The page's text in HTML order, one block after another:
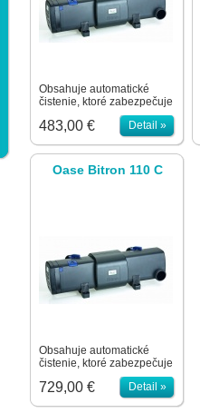
Obsahuje automatické
čistenie, ktoré zabezpečuje
plný svetelný výkon
žiarivky. Permanentný
magnet zabraňuje
zavápneniu dôležitých častí
čerpadla a filtrov. Obsahuje
inšpekčný priezor na
ožiarenie 3.500 l/hod.
483,00 € Detail »
Oase Bitron 110 C
Obsahuje automatické
čistenie, ktoré zabezpečuje
plný svetelný výkon
žiarivky. Permanentný
magnet zabraňuje
729,00 € Detail »